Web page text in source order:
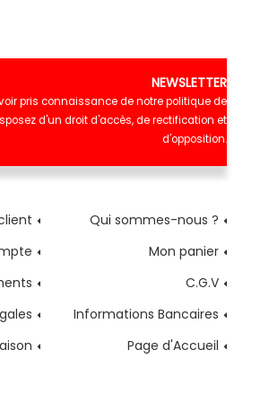
NEWSLETTER
pris connaissance de notrepolitique de
d'un droit d'accès, de rectification et
d'opposition.
Qui sommes-nous ?
Mon panier
C.G.V
Informations Bancaires
Page d'Accueil